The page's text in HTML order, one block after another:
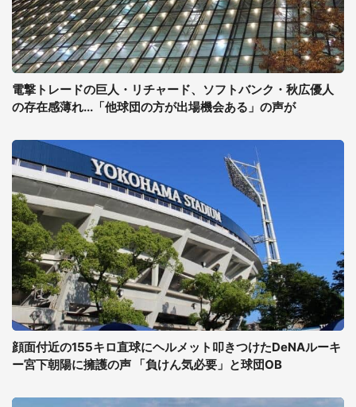
電撃トレードの巨人・リチャード、ソフトバンク・秋広優人
の存在感薄れ...「他球団の方が出場機会ある」の声が
顔面付近の155キロ直球にヘルメット叩きつけたDeNAルーキ
ー宮下朝陽に擁護の声 「負けん気必要」と球団OB